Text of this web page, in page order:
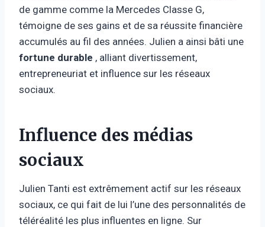
de gamme comme la Mercedes Classe G,
témoigne de ses gains et de sa réussite financière
accumulés au fil des années. Julien a ainsi bâti une
fortune durable , alliant divertissement,
entrepreneuriat et influence sur les réseaux
sociaux.
Influence des médias
sociaux
Julien Tanti est extrêmement actif sur les réseaux
sociaux, ce qui fait de lui l’une des personnalités de
téléréalité les plus influentes en ligne. Sur